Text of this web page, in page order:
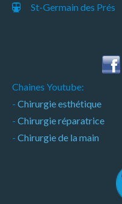
St-Germain des Prés
Chaines Youtube:
- Chirurgie esthétique
- Chirurgie réparatrice
- Chirurgie de la main